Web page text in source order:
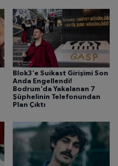
Blok3'e Suikast Girişimi Son
Anda Engellendi!
Bodrum'da Yakalanan 7
Şüphelinin Telefonundan
Plan Çıktı